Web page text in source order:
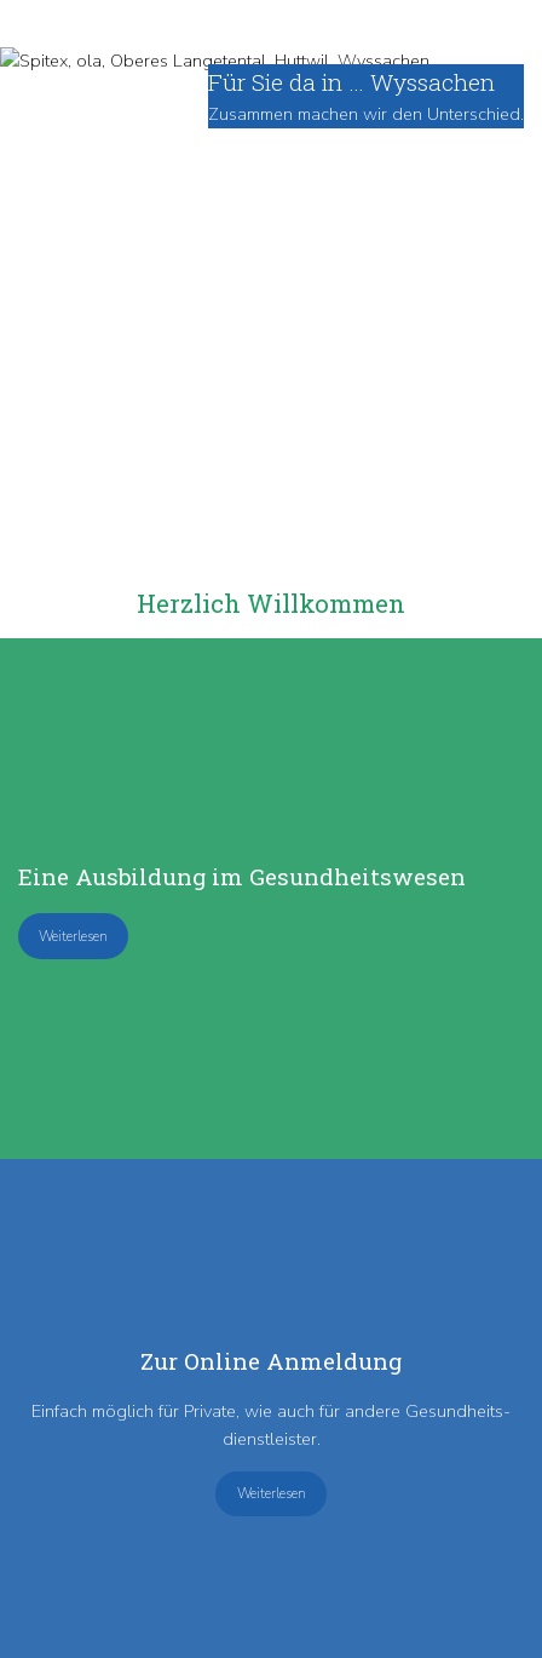
Für Sie da in … Wyssachen
Zusammen machen wir den Unterschied.
Herzlich Willkommen
Eine Ausbildung im Gesund­heits­wesen
Weiterlesen
Zur Online Anmeldung
Einfach möglich für Private, wie auch für andere Gesundheits­
dienstleister.
Weiterlesen